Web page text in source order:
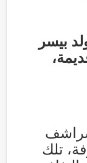
بيسر
تلك